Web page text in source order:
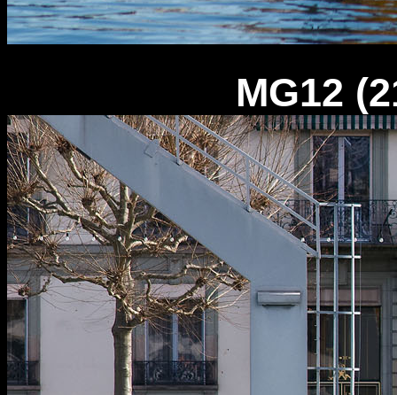
MG12